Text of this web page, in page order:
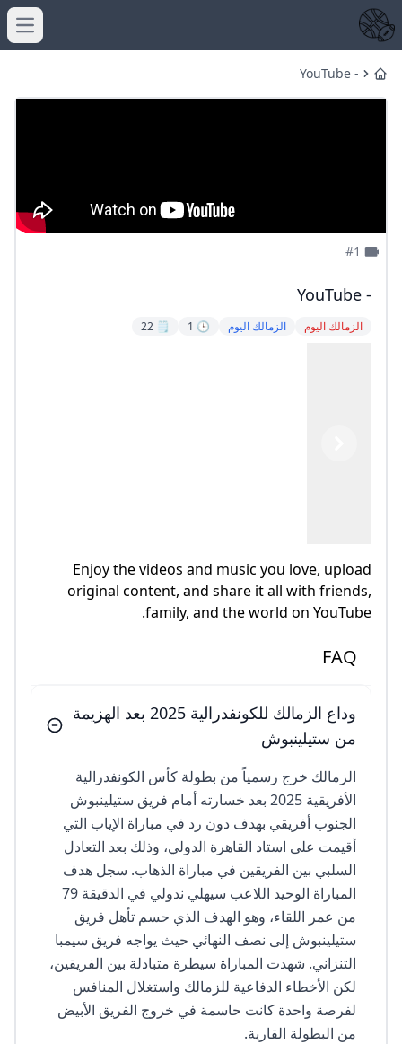
Home
- YouTube
- YouTube
الزمالك اليوم الزمالك اليوم 🕒 1
🗒️ 22
Enjoy the videos and music you love, upload
original content, and share it all with friends,
family, and the world on YouTube.
FAQ
وداع الزمالك للكونفدرالية 2025 بعد الهزيمة
من ستيلينبوش
الزمالك خرج رسمياً من بطولة كأس الكونفدرالية
الأفريقية 2025 بعد خسارته أمام فريق ستيلينبوش
الجنوب أفريقي بهدف دون رد في مباراة الإياب التي
أقيمت على استاد القاهرة الدولي، وذلك بعد التعادل
السلبي بين الفريقين في مباراة الذهاب. سجل هدف
المباراة الوحيد اللاعب سيهلي ندولي في الدقيقة 79
من عمر اللقاء، وهو الهدف الذي حسم تأهل فريق
ستيلينبوش إلى نصف النهائي حيث يواجه فريق سيمبا
التنزاني. شهدت المباراة سيطرة متبادلة بين الفريقين،
لكن الأخطاء الدفاعية للزمالك واستغلال المنافس
لفرصة واحدة كانت حاسمة في خروج الفريق الأبيض
من البطولة القارية.